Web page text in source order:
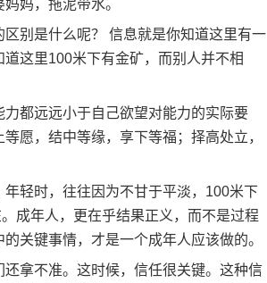
妈，拖泥带水。
别是什么呢？ 信息就是你知道这里有一
这里100米下有金矿，而别人并不相
都远远小于自己欲望对能力的实际要
愿，结中等缘，享下等福；择高处立，
轻时，往往因为不甘于平淡，100米下
成年人，更在乎结果正义，而不是过程
关键事情，才是一个成年人应该做的。
拿不准。这时候，信任很关键。这种信